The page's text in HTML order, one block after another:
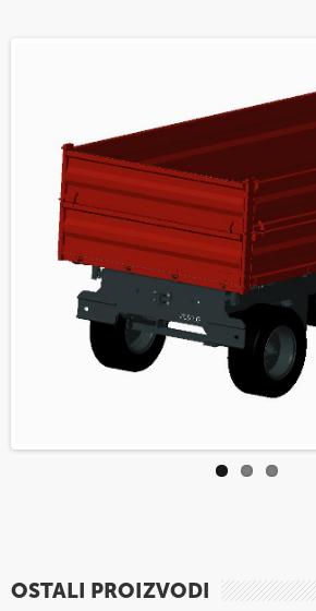
OSTALI PROIZVODI